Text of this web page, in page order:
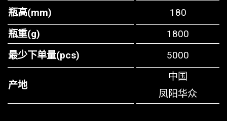
瓶高(mm)
180
瓶重(g)
1800
最少下单量(pcs)
5000
产地
中国
凤阳华众